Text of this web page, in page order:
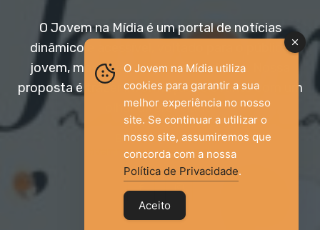
O Jovem na Mídia é um portal de notícias
dinâmico e acessível, voltado para o público
jovem, mas aberto a todas as idades. Nossa
proposta é trazer informação relevante com um
olhar diferenciado.
Entre em contato:
jovemnamidia2017@gmail.com
O Jovem na Mídia utiliza
cookies para garantir a sua
melhor experiência no nosso
site. Se continuar a utilizar o
nosso site, assumiremos que
concorda com a nossa
Política de Privacidade.
Aceito